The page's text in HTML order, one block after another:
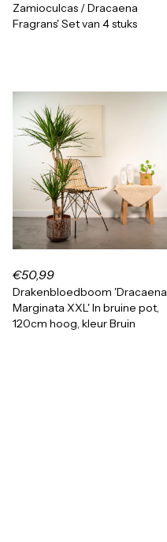
Zamioculcas / Dracaena
Fragrans' Set van 4 stuks
€50,99
Drakenbloedboom 'Dracaena
Marginata XXL' In bruine pot,
120cm hoog, kleur Bruin